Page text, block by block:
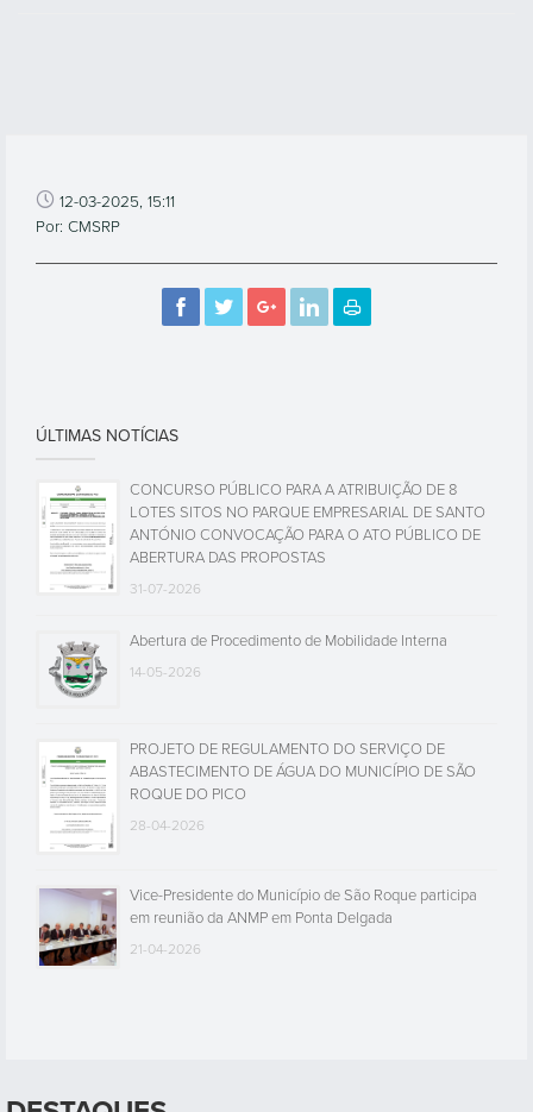
12-03-2025, 15:11
Por: CMSRP
ÚLTIMAS NOTÍCIAS
CONCURSO PÚBLICO PARA A ATRIBUIÇÃO DE 8
LOTES SITOS NO PARQUE EMPRESARIAL DE SANTO
ANTÓNIO CONVOCAÇÃO PARA O ATO PÚBLICO DE
ABERTURA DAS PROPOSTAS
31-07-2026
Abertura de Procedimento de Mobilidade Interna
14-05-2026
PROJETO DE REGULAMENTO DO SERVIÇO DE
ABASTECIMENTO DE ÁGUA DO MUNICÍPIO DE SÃO
ROQUE DO PICO
28-04-2026
Vice-Presidente do Município de São Roque participa
em reunião da ANMP em Ponta Delgada
21-04-2026